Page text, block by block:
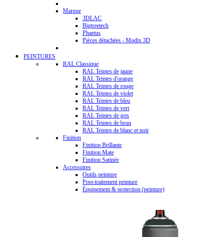
Marque
3DLAC
Bigtreetech
Phaetus
Pièces détachées - Modix 3D
PEINTURES
RAL Classique
RAL Teintes de jaune
RAL Teintes d'orange
RAL Teintes de rouge
RAL Teintes de violet
RAL Teintes de bleu
RAL Teintes de vert
RAL Teintes de gris
RAL Teintes de brun
RAL Teintes de blanc et noir
Finition
Finition Brillante
Finition Mate
Finition Satinée
Accessoires
Outils peinture
Post-traitement peinture
Équipement & protection (peinture)